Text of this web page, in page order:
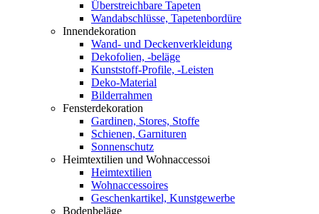
Überstreichbare Tapeten
Wandabschlüsse, Tapetenbordüre
Innendekoration
Wand- und Deckenverkleidung
Dekofolien, -beläge
Kunststoff-Profile, -Leisten
Deko-Material
Bilderrahmen
Fensterdekoration
Gardinen, Stores, Stoffe
Schienen, Garnituren
Sonnenschutz
Heimtextilien und Wohnaccessoi
Heimtextilien
Wohnaccessoires
Geschenkartikel, Kunstgewerbe
Bodenbeläge